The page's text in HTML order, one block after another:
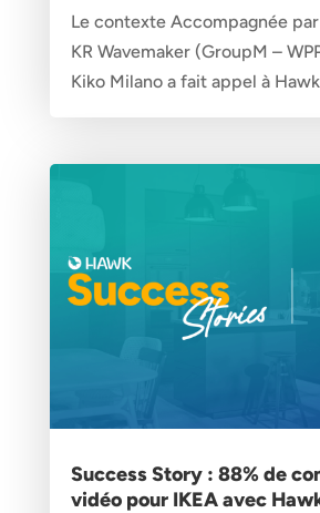
Le contexte Accompagnée
KR Wavemaker (GroupM –
Kiko Milano a fait appel à
Success Story : 88% de
vidéo pour IKEA avec